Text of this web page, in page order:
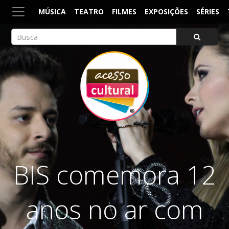
MÚSICA TEATRO FILMES EXPOSIÇÕES SÉRIES
ACESSO CULTURAL
Arte, Cultura Pop e Entretenimento
BIS comemora 12
anos no ar com